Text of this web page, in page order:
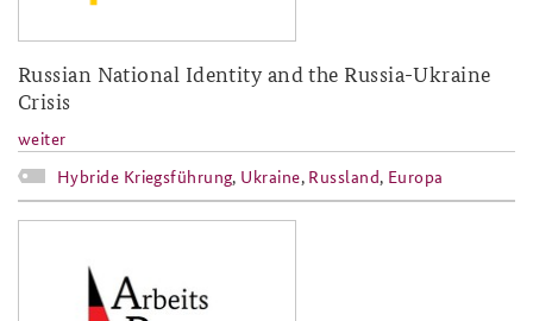
Russian National Identity and the Russia-Ukraine
Crisis
weiter
Hybride Kriegsführung, Ukraine, Russland, Europa